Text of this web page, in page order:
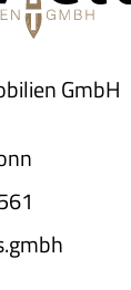
GmbH